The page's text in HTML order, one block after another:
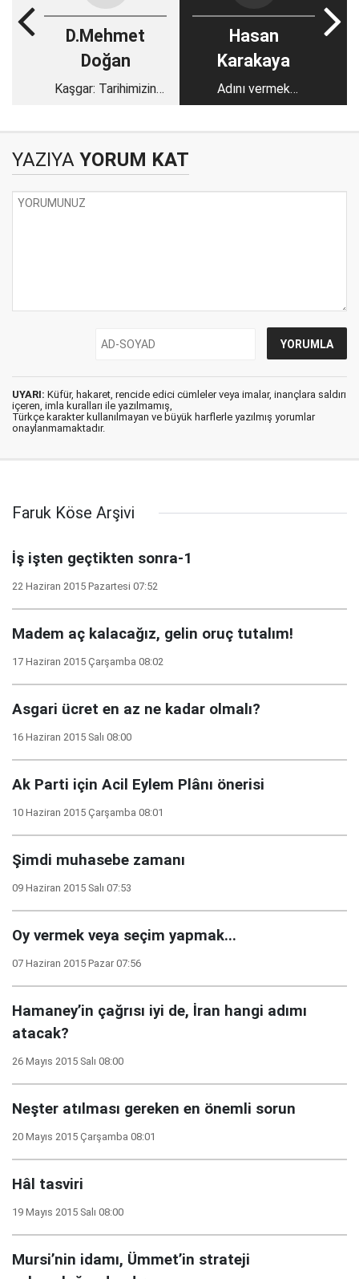
D.Mehmet
Doğan
Kaşgar: Tarihimizin
Hasan
Karakaya
Adını vermek
istemeyen bir yetkili
YAZIYA YORUM KAT
UYARI: Küfür, hakaret, rencide edici cümleler veya imalar, inançlara saldırı
içeren, imla kuralları ile yazılmamış,
Türkçe karakter kullanılmayan ve büyük harflerle yazılmış yorumlar
onaylanmamaktadır.
Faruk Köse Arşivi
İş işten geçtikten sonra-1
22 Haziran 2015 Pazartesi 07:52
Madem aç kalacağız, gelin oruç tutalım!
17 Haziran 2015 Çarşamba 08:02
Asgari ücret en az ne kadar olmalı?
16 Haziran 2015 Salı 08:00
Ak Parti için Acil Eylem Plânı önerisi
10 Haziran 2015 Çarşamba 08:01
Şimdi muhasebe zamanı
09 Haziran 2015 Salı 07:53
Oy vermek veya seçim yapmak...
07 Haziran 2015 Pazar 07:56
Hamaney’in çağrısı iyi de, İran hangi adımı
atacak?
26 Mayıs 2015 Salı 08:00
Neşter atılması gereken en önemli sorun
20 Mayıs 2015 Çarşamba 08:01
Hâl tasviri
19 Mayıs 2015 Salı 08:00
Mursi’nin idamı, Ümmet’in strateji